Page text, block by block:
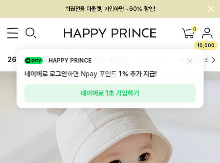
회원전용 아울렛, 가입하면 ~60% 할인!
멤버십 최대 28,000원 혜택 0
10,000
26SS 신상 BEST BABY[6~12M] 하의/레깅스
HAPPY PRINCE
네이버로 로그인하면 Npay 포인트1%추가 지급!
네이버로 1초 가입하기